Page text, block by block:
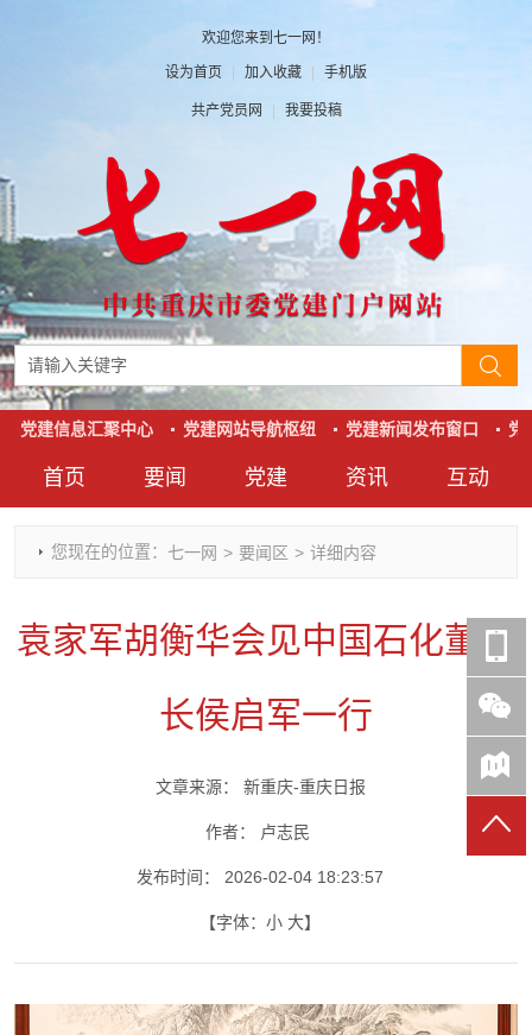
欢迎您来到七一网！
设为首页 | 加入收藏 | 手机版
共产党员网 | 我要投稿
首页 要闻
时政要闻
干部任免
七一视角
党建
党建动态
人才工作
作风建设
资讯
热点关注
党刊好文
党史参阅
互动
红岩评论
七一文学
七一号
党建信息汇聚中心 党建网站导航枢纽 党建新闻发布窗口 党
您现在的位置： 七一网 > 要闻区 > 详细内容
袁家军胡衡华会见中国石化董事
长侯启军一行
文章来源： 新重庆-重庆日报
作者： 卢志民
发布时间： 2026-02-04 18:23:57
【字体： 小 大】